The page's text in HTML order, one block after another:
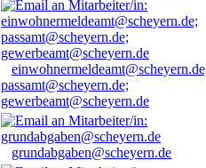
passamt@scheyern.de;
gewerbeamt@scheyern.de
grundabgaben@scheyern.de